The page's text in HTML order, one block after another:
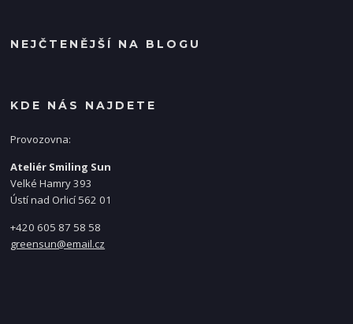
NEJČTENĚJŠÍ NA BLOGU
KDE NÁS NAJDETE
Provozovna:
Ateliér Smiling Sun
Velké Hamry 393
Ústí nad Orlicí 562 01
+420 605 87 58 58
greensun@email.cz